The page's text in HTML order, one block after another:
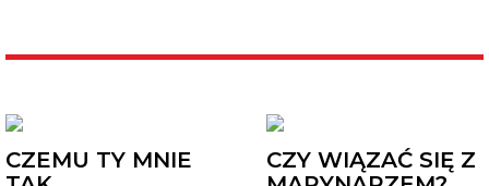
CZEMU TY MNIE
CZY WIĄZAĆ SIĘ Z